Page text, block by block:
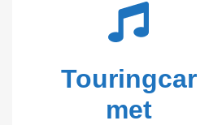
Touringcar
met